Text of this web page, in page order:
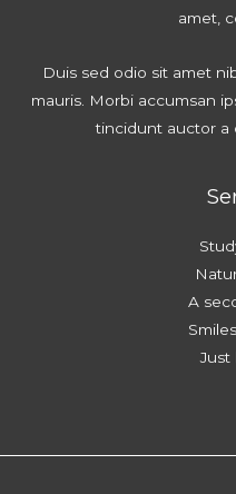
amet,
Duis sed odio sit amet
mauris. Morbi accumsan
tincidunt auctor a
A
Just